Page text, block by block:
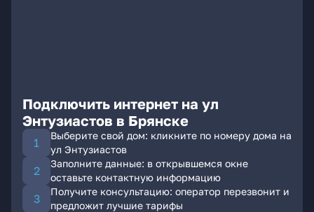
Подключить интернет на ул
Энтузиастов в Брянске
Выберите свой дом: кликните по номеру дома на
ул Энтузиастов
Заполните данные: в открывшемся окне
оставьте контактную информацию
Получите консультацию: оператор перезвонит и
предложит лучшие тарифы